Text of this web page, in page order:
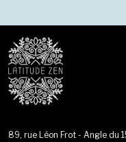
89, rue Léon Frot - Angle du